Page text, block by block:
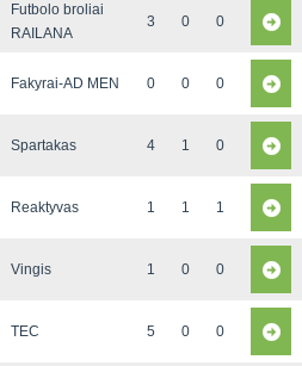
Futbolo broliai
RAILANA
3 0 0
Fakyrai-AD MEN 0 0 0
Spartakas 4 1 0
Reaktyvas 1 1 1
Vingis 1 0 0
TEC 5 0 0